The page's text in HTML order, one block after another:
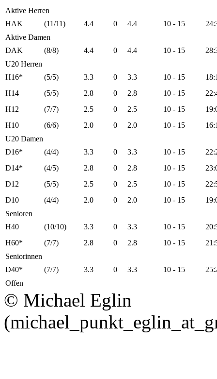
Aktive Herren
HAK
(11/11) 4.4 0 4.4 10 - 15
Aktive Damen
DAK
(8/8) 4.4 0 4.4 10 - 15
U20 Herren
H16*
(5/5) 3.3 0 3.3 10 - 15
H14
(5/5) 2.8 0 2.8 10 - 15
H12
(7/7) 2.5 0 2.5 10 - 15
H10
(6/6) 2.0 0 2.0 10 - 15
U20 Damen
D16*
(4/4) 3.3 0 3.3 10 - 15
D14*
(4/5) 2.8 0 2.8 10 - 15
D12
(5/5) 2.5 0 2.5 10 - 15
D10
(4/4) 2.0 0 2.0 10 - 15
Senioren
H40
(10/10) 3.3 0 3.3 10 - 15
H60*
(7/7) 2.8 0 2.8 10 - 15
Seniorinnen
D40*
(7/7) 3.3 0 3.3 10 - 15
Offen
© Michael Eglin